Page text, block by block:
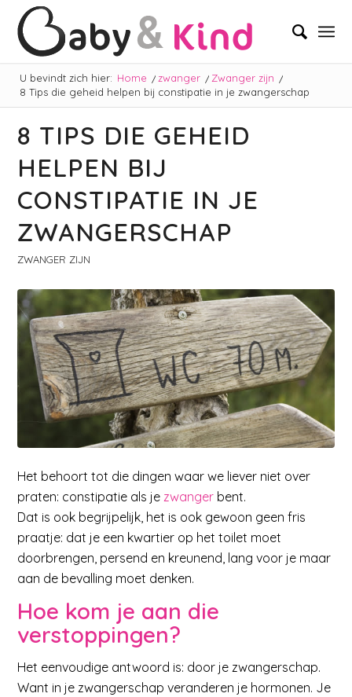
U bevindt zich hier: Home / zwanger / Zwanger zijn /
8 Tips die geheid helpen bij constipatie in je zwangerschap
8 TIPS DIE GEHEID
HELPEN BIJ
CONSTIPATIE IN JE
ZWANGERSCHAP
ZWANGER ZIJN
Het behoort tot die dingen waar we liever niet over
praten: constipatie als jezwanger bent.
Dat is ook begrijpelijk, het is ook gewoon geen fris
praatje: dat je een kwartier op het toilet moet
doorbrengen, persend en kreunend, lang voor je maar
aan de bevalling moet denken.
Hoe kom je aan die
verstoppingen?
Het eenvoudige antwoord is: door je zwangerschap.
Want in je zwangerschap veranderen je hormonen. Je